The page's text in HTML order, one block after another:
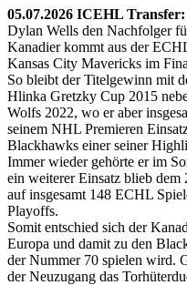
05.07.2026 ICEHL Transfer:
Dylan Wells den Nachfolger
Kanadier kommt aus der
Kansas City Mavericks im
So bleibt der Titelgewinn mit
Hlinka Gretzky Cup 2015
Wolfs 2022, wo er aber
seinem NHL Premieren
Blackhawks einer seiner
Immer wieder gehörte er im
ein weiterer Einsatz blieb
auf insgesamt 148 ECHL
Playoffs.
Somit entschied sich der
Europa und damit zu den
der Nummer 70 spielen wird.
der Neuzugang das